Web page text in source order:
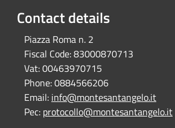
Contact details
Piazza Roma n. 2
Fiscal Code:83000870713
Vat:00463970715
Phone:0884566206
Email: info@montesantangelo.it
Pec: protocollo@montesantangelo.it